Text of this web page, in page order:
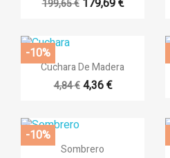
199,65 €
 Vista rápida
Cuchara De Madera
4,84 € 4,36 €
-10%
 Vista rápida
Sombrero
-10%